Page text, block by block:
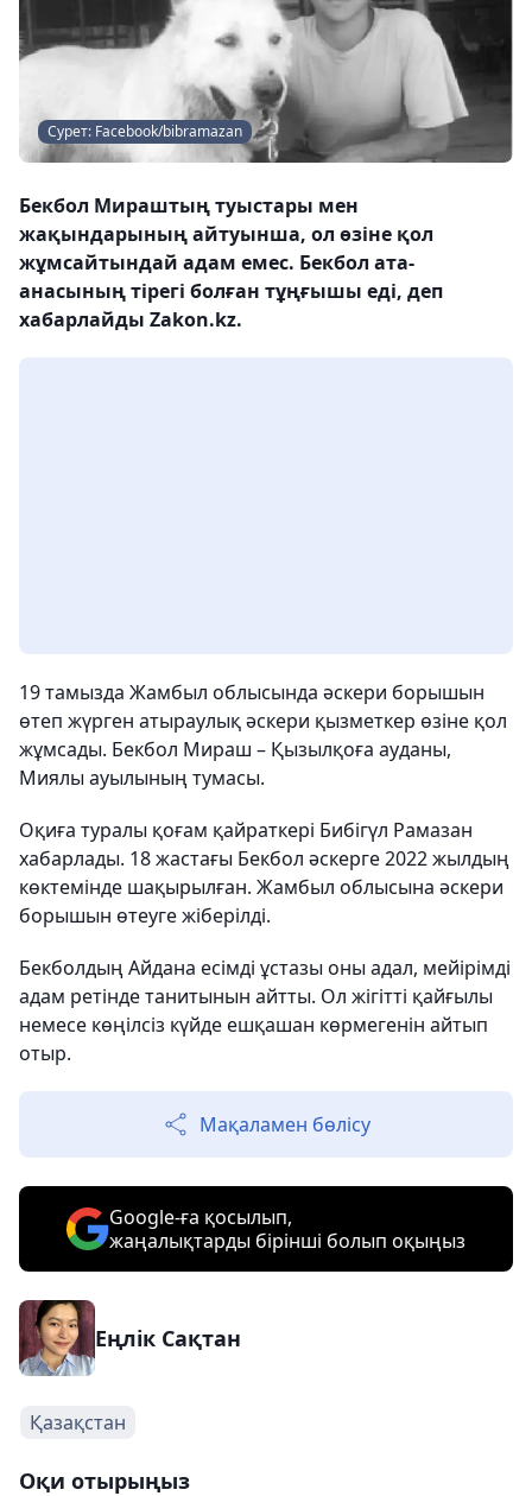
Сурет: Facebook/bibramazan
Бекбол Мираштың туыстары мен
жақындарының айтуынша, ол өзіне қол
жұмсайтындай адам емес. Бекбол ата-
анасының тірегі болған тұңғышы еді, деп
хабарлайды Zakon.kz.
19 тамызда Жамбыл облысында әскери борышын
өтеп жүрген атыраулық әскери қызметкер өзіне қол
жұмсады. Бекбол Мираш – Қызылқоға ауданы,
Миялы ауылының тумасы.
Оқиға туралы қоғам қайраткері Бибігүл Рамазан
хабарлады. 18 жастағы Бекбол әскерге 2022 жылдың
көктемінде шақырылған. Жамбыл облысына әскери
борышын өтеуге жіберілді.
Бекболдың Айдана есімді ұстазы оны адал, мейірімді
адам ретінде танитынын айтты. Ол жігітті қайғылы
немесе көңілсіз күйде ешқашан көрмегенін айтып
отыр.
Мақаламен бөлісу
Google-ға қосылып,
жаңалықтарды бірінші болып оқыңыз
Еңлік Сақтан
Қазақстан
Оқи отырыңыз